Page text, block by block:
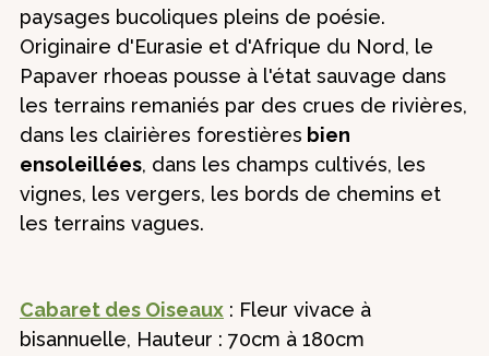
paysages bucoliques pleins de poésie.
Originaire d'Eurasie et d'Afrique du Nord, le
Papaver rhoeas pousse à l'état sauvage dans
les terrains remaniés par des crues de rivières,
dans les clairières forestières bien
ensoleillées, dans les champs cultivés, les
vignes, les vergers, les bords de chemins et
les terrains vagues.
Cabaret des Oiseaux : Fleur vivace à
bisannuelle, Hauteur : 70cm à 180cm